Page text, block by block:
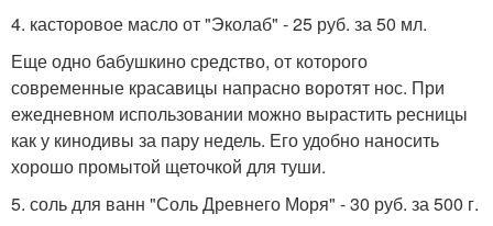
4. касторовое масло от "Эколаб" - 25 руб. за 50 мл.
Еще одно бабушкино средство, от которого
современные красавицы напрасно воротят нос. При
ежедневном использовании можно вырастить ресницы
как у кинодивы за пару недель. Его удобно наносить
хорошо промытой щеточкой для туши.
5. соль для ванн "Соль Древнего Моря" - 30 руб. за 500 г.